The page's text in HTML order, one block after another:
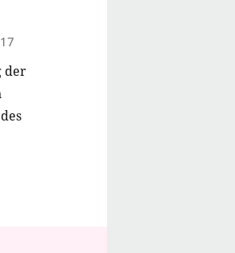
der